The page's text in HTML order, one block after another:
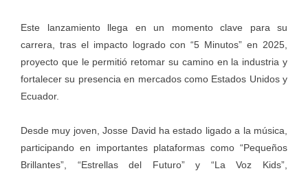
Este lanzamiento llega en un momento clave para su
carrera, tras el impacto logrado con “5 Minutos” en 2025,
proyecto que le permitió retomar su camino en la industria y
fortalecer su presencia en mercados como Estados Unidos y
Ecuador.
Desde muy joven, Josse David ha estado ligado a la música,
participando en importantes plataformas como “Pequeños
Brillantes”, “Estrellas del Futuro” y “La Voz Kids”,